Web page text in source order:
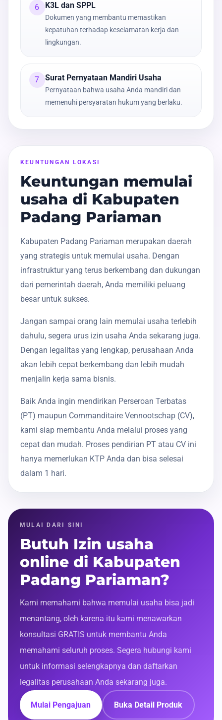
6 K3L dan SPPL
Dokumen yang membantu memastikan
kepatuhan terhadap keselamatan kerja dan
lingkungan.
7 Surat Pernyataan Mandiri Usaha
Pernyataan bahwa usaha Anda mandiri dan
memenuhi persyaratan hukum yang berlaku.
KEUNTUNGAN LOKASI
Keuntungan memulai
usaha di Kabupaten
Padang Pariaman
Kabupaten Padang Pariaman merupakan daerah
yang strategis untuk memulai usaha. Dengan
infrastruktur yang terus berkembang dan dukungan
dari pemerintah daerah, Anda memiliki peluang
besar untuk sukses.
Jangan sampai orang lain memulai usaha terlebih
dahulu, segera urus izin usaha Anda sekarang juga.
Dengan legalitas yang lengkap, perusahaan Anda
akan lebih cepat berkembang dan lebih mudah
menjalin kerja sama bisnis.
Baik Anda ingin mendirikan Perseroan Terbatas
(PT) maupun Commanditaire Vennootschap (CV),
kami siap membantu Anda melalui proses yang
cepat dan mudah. Proses pendirian PT atau CV ini
hanya memerlukan KTP Anda dan bisa selesai
dalam 1 hari.
MULAI DARI SINI
Butuh Izin usaha
online di Kabupaten
Padang Pariaman?
Kami memahami bahwa memulai usaha bisa jadi
menantang, oleh karena itu kami menawarkan
konsultasi GRATIS untuk membantu Anda
memahami seluruh proses. Segera hubungi kami
untuk informasi selengkapnya dan daftarkan
legalitas perusahaan Anda sekarang juga.
Mulai Pengajuan Buka Detail Produk